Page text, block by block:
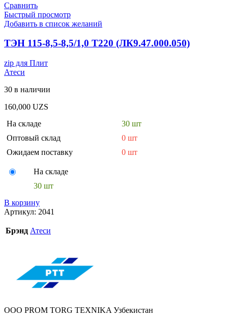
Сравнить
Быстрый просмотр
Добавить в список желаний
ТЭН 115-8,5-8,5/1,0 Т220 (ЛК9.47.000.050)
zip для Плит
Атеси
30 в наличии
160,000 UZS
На складе
30 шт
Оптовый склад
0 шт
Ожидаем поставку
0 шт
На складе
30 шт
В корзину
Артикул: 2041
Брэнд Атеси
OOO PROM TORG TEXNIKA Узбекистан